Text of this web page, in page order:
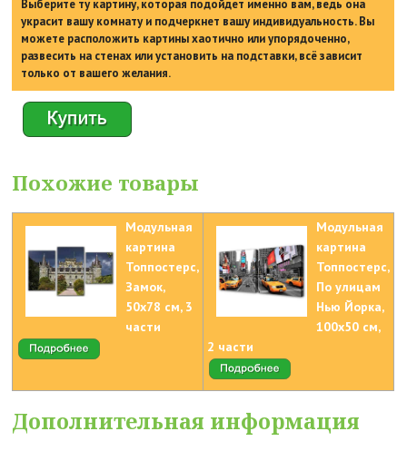
Выберите ту картину, которая подойдет именно вам, ведь она
украсит вашу комнату и подчеркнет вашу индивидуальность. Вы
можете расположить картины хаотично или упорядоченно,
развесить на стенах или установить на подставки, всё зависит
только от вашего желания.
Похожие товары
Модульная
картина
Топпостерс,
Замок,
50x78 см, 3
части
Модульная
картина
Топпостерс,
По улицам
Нью Йорка,
100х50 см,
2 части
Дополнительная информация